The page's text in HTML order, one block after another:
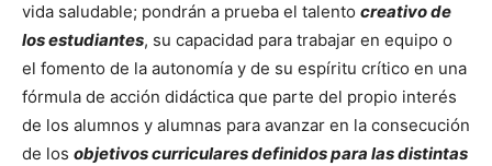
vida saludable; pondrán a prueba el talento creativo de
los estudiantes, su capacidad para trabajar en equipo o
el fomento de la autonomía y de su espíritu crítico en una
fórmula de acción didáctica que parte del propio interés
de los alumnos y alumnas para avanzar en la consecución
de los objetivos curriculares definidos para las distintas